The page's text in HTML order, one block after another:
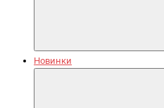
Новинки